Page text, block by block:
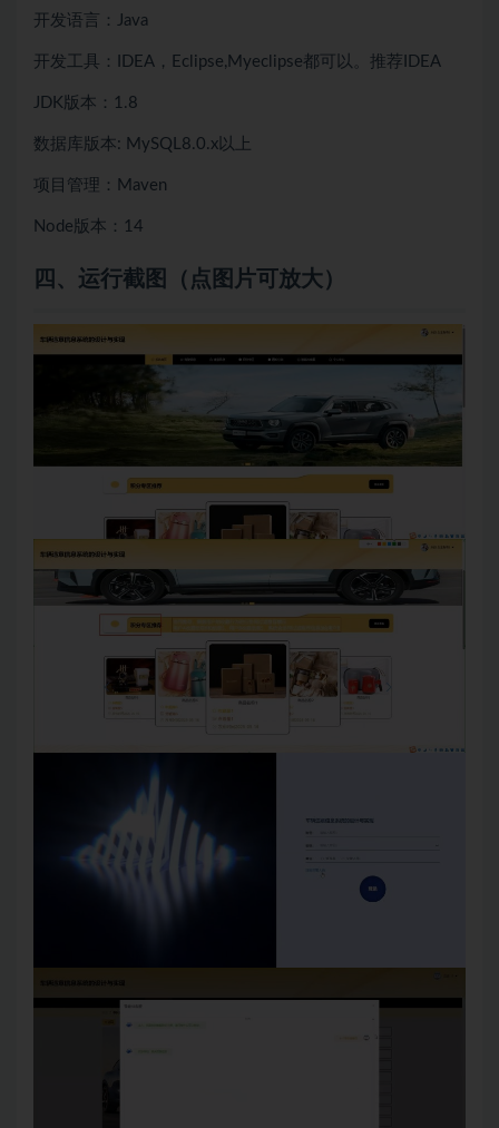
开发语言：Java
开发工具：IDEA，Eclipse,Myeclipse都可以。推荐IDEA
JDK版本：1.8
数据库版本: MySQL8.0.x以上
项目管理：Maven
Node版本：14
四、 运行截图（点图片可放大）